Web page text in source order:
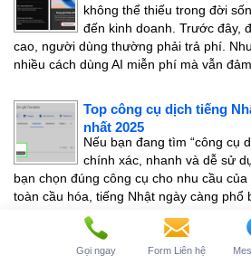
không thể thiếu trong đời
đến kinh doanh. Trước đây,
cao, người dùng thường phải trả phí.
nhiều cách dùng AI miễn phí mà vẫn
Top công cụ dịch tiếng
nhất 2025
Nếu bạn đang tìm “công cụ
chính xác, nhanh và dễ sử
bạn chọn đúng công cụ cho nhu cầu
toàn cầu hóa, tiếng Nhật ngày càng phổ
việc, giao thương và giải trí. […]
Dịch tiếng Nhật nhanh tại
Gọi ngay Form Liên hệ